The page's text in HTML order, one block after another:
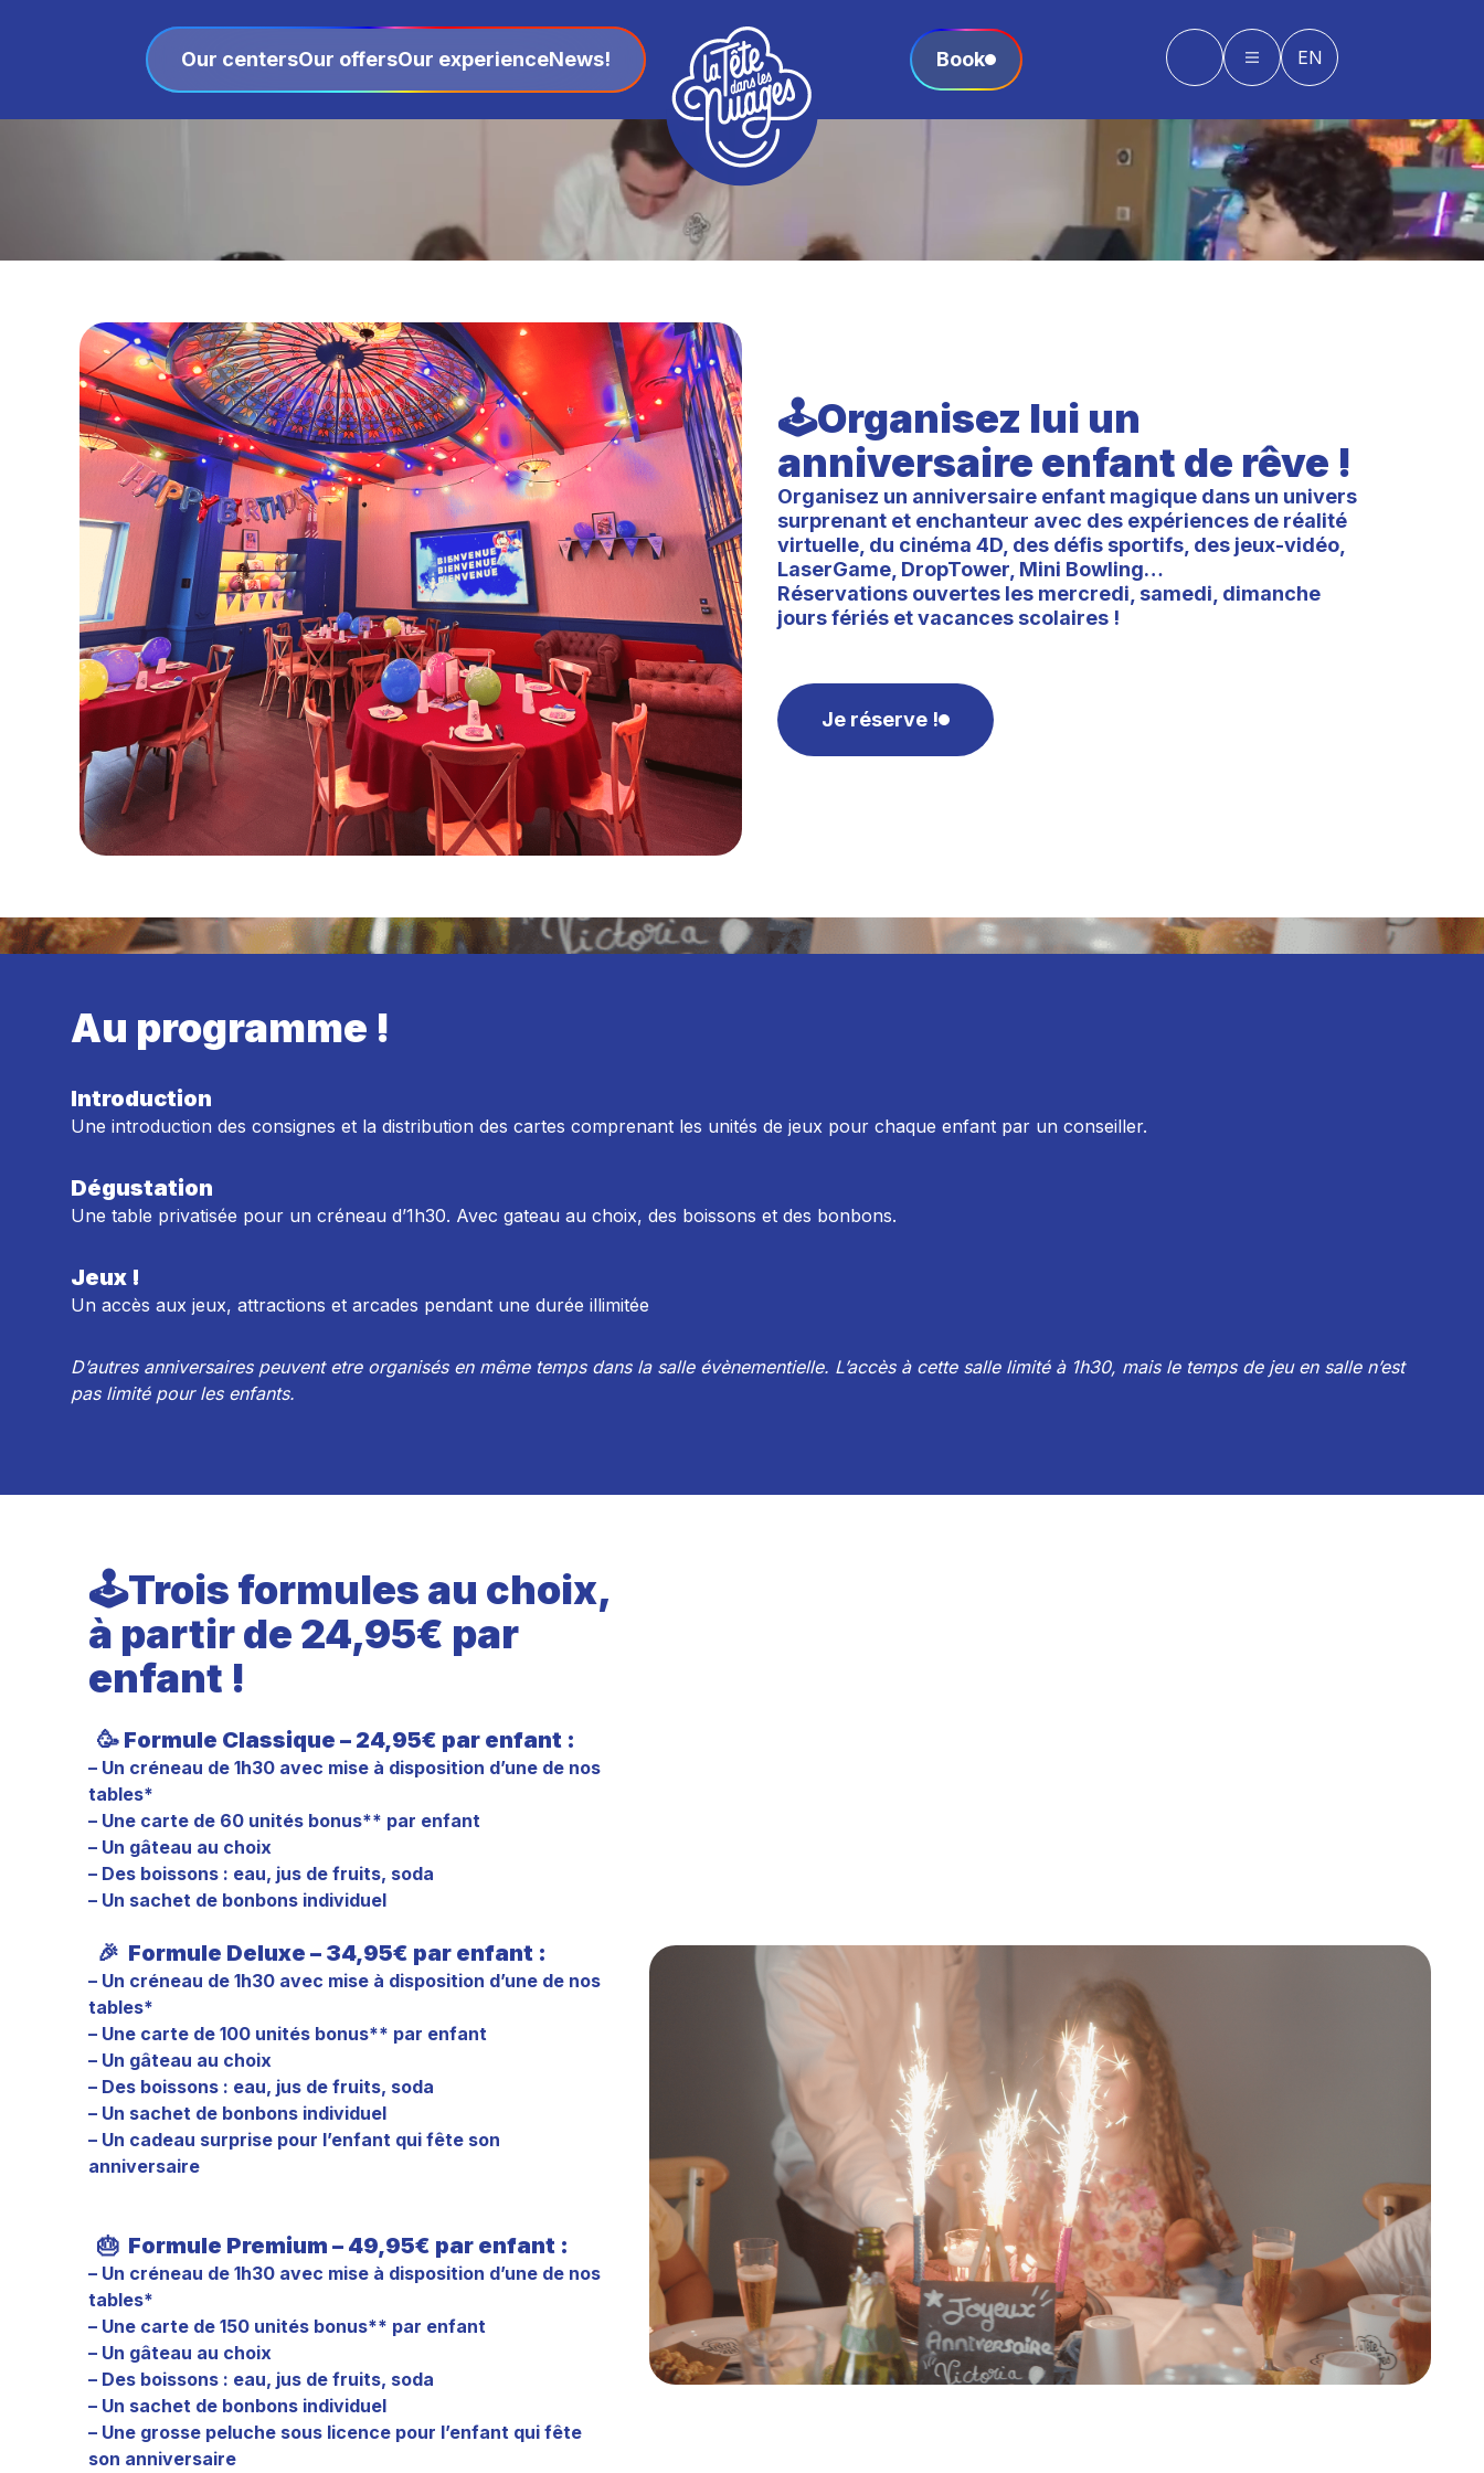
Our centersOur offersOur experienceNews! Book EN
🕹️Organisez lui un
anniversaire enfant de rêve !
Organisez un anniversaire enfant magique dans un univers
surprenant et enchanteur avec des expériences de réalité
virtuelle, du cinéma 4D, des défis sportifs, des jeux-vidéo,
LaserGame, DropTower, Mini Bowling…
Réservations ouvertes les mercredi, samedi, dimanche
jours fériés et vacances scolaires !
Je réserve !
Au programme !
Introduction
Une introduction des consignes et la distribution des cartes comprenant les unités de jeux pour chaque enfant par un conseiller.
Dégustation
Une table privatisée pour un créneau d’1h30. Avec gateau au choix, des boissons et des bonbons.
Jeux !
Un accès aux jeux, attractions et arcades pendant une durée illimitée
D’autres anniversaires peuvent etre organisés en même temps dans la salle évènementielle. L’accès à cette salle limité à 1h30, mais le temps de jeu en salle n’est
pas limité pour les enfants.
🕹️Trois formules au choix,
à partir de 24,95€ par
enfant !
🥳 Formule Classique – 24,95€ par enfant :
– Un créneau de 1h30 avec mise à disposition d’une de nos
tables*
– Une carte de 60 unités bonus** par enfant
– Un gâteau au choix
– Des boissons : eau, jus de fruits, soda
– Un sachet de bonbons individuel
🎉 Formule Deluxe – 34,95€ par enfant :
– Un créneau de 1h30 avec mise à disposition d’une de nos
tables*
– Une carte de 100 unités bonus** par enfant
– Un gâteau au choix
– Des boissons : eau, jus de fruits, soda
– Un sachet de bonbons individuel
– Un cadeau surprise pour l’enfant qui fête son
anniversaire
🎂 Formule Premium – 49,95€ par enfant :
– Un créneau de 1h30 avec mise à disposition d’une de nos
tables*
– Une carte de 150 unités bonus** par enfant
– Un gâteau au choix
– Des boissons : eau, jus de fruits, soda
– Un sachet de bonbons individuel
– Une grosse peluche sous licence pour l’enfant qui fête
son anniversaire